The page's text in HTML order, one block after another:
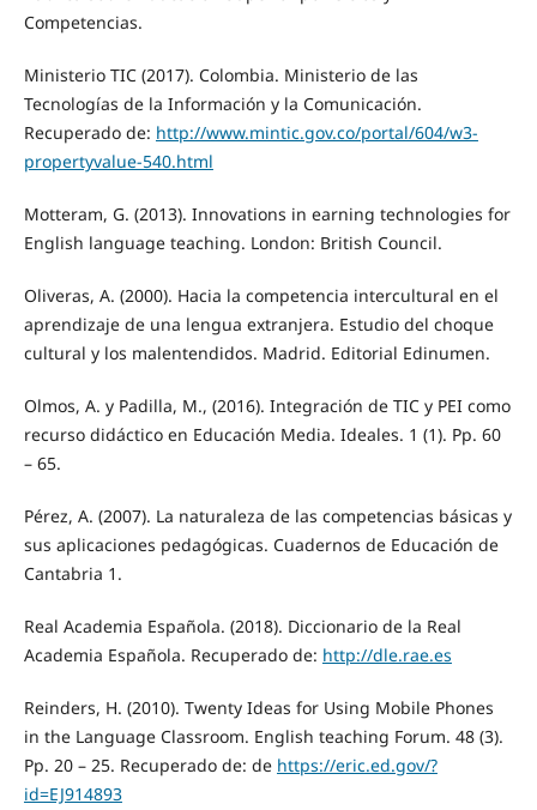
Competencias.
Ministerio TIC (2017). Colombia. Ministerio de las
Tecnologías de la Información y la Comunicación.
Recuperado de: http://www.mintic.gov.co/portal/604/w3-
propertyvalue-540.html
Motteram, G. (2013). Innovations in earning technologies for
English language teaching. London: British Council.
Oliveras, A. (2000). Hacia la competencia intercultural en el
aprendizaje de una lengua extranjera. Estudio del choque
cultural y los malentendidos. Madrid. Editorial Edinumen.
Olmos, A. y Padilla, M., (2016). Integración de TIC y PEI como
recurso didáctico en Educación Media. Ideales. 1 (1). Pp. 60
– 65.
Pérez, A. (2007). La naturaleza de las competencias básicas y
sus aplicaciones pedagógicas. Cuadernos de Educación de
Cantabria 1.
Real Academia Española. (2018). Diccionario de la Real
Academia Española. Recuperado de: http://dle.rae.es
Reinders, H. (2010). Twenty Ideas for Using Mobile Phones
in the Language Classroom. English teaching Forum. 48 (3).
Pp. 20 – 25. Recuperado de: de https://eric.ed.gov/?
id=EJ914893